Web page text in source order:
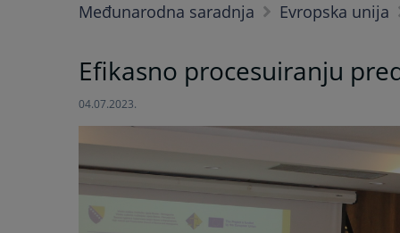
Međunarodna saradnja Evropska unija
Efikasno procesuiranju
04.07.2023.